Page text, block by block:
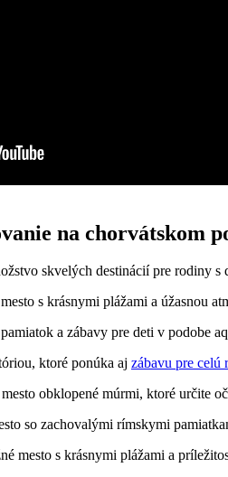
na chorvátskom​
skvelých destinácií pre rodiny
s krásnymi plážami a úžasnou
a zábavy pre deti v ‍podobe
ktoré ponúka aj zábavu pre celú
⁣obklopené múrmi, ktoré určite
so zachovalými rímskymi
mesto s krásnymi plážami a⁤